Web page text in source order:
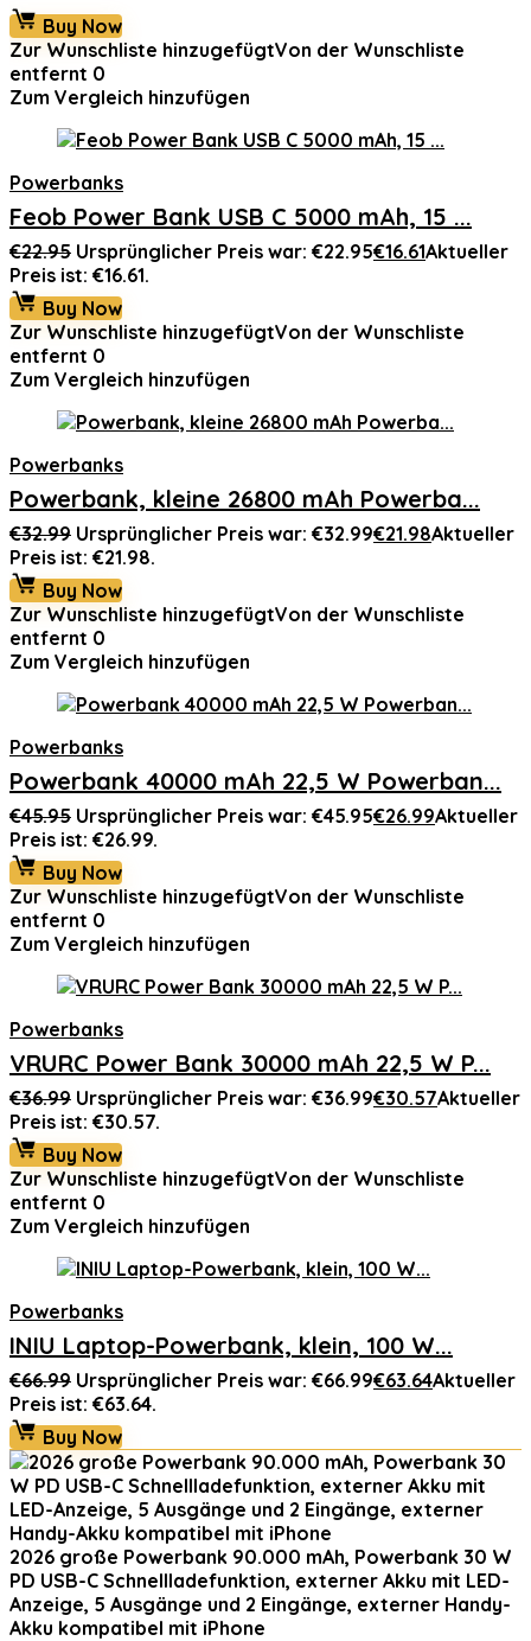
Buy Now
Zur Wunschliste hinzugefügtVon der Wunschliste
entfernt 0
Zum Vergleich hinzufügen
Powerbanks
Feob Power Bank USB C 5000 mAh, 15 ...
€22.95 Ursprünglicher Preis war: €22.95€16.61Aktueller
Preis ist: €16.61.
Buy Now
Zur Wunschliste hinzugefügtVon der Wunschliste
entfernt 0
Zum Vergleich hinzufügen
Powerbanks
Powerbank, kleine 26800 mAh Powerba...
€32.99 Ursprünglicher Preis war: €32.99€21.98Aktueller
Preis ist: €21.98.
Buy Now
Zur Wunschliste hinzugefügtVon der Wunschliste
entfernt 0
Zum Vergleich hinzufügen
Powerbanks
Powerbank 40000 mAh 22,5 W Powerban...
€45.95 Ursprünglicher Preis war: €45.95€26.99Aktueller
Preis ist: €26.99.
Buy Now
Zur Wunschliste hinzugefügtVon der Wunschliste
entfernt 0
Zum Vergleich hinzufügen
Powerbanks
VRURC Power Bank 30000 mAh 22,5 W P...
€36.99 Ursprünglicher Preis war: €36.99€30.57Aktueller
Preis ist: €30.57.
Buy Now
Zur Wunschliste hinzugefügtVon der Wunschliste
entfernt 0
Zum Vergleich hinzufügen
Powerbanks
INIU Laptop-Powerbank, klein, 100 W...
€66.99 Ursprünglicher Preis war: €66.99€63.64Aktueller
Preis ist: €63.64.
Buy Now
2026 große Powerbank 90.000 mAh, Powerbank 30 W
PD USB-C Schnellladefunktion, externer Akku mit LED-
Anzeige, 5 Ausgänge und 2 Eingänge, externer Handy-
Akku kompatibel mit iPhone